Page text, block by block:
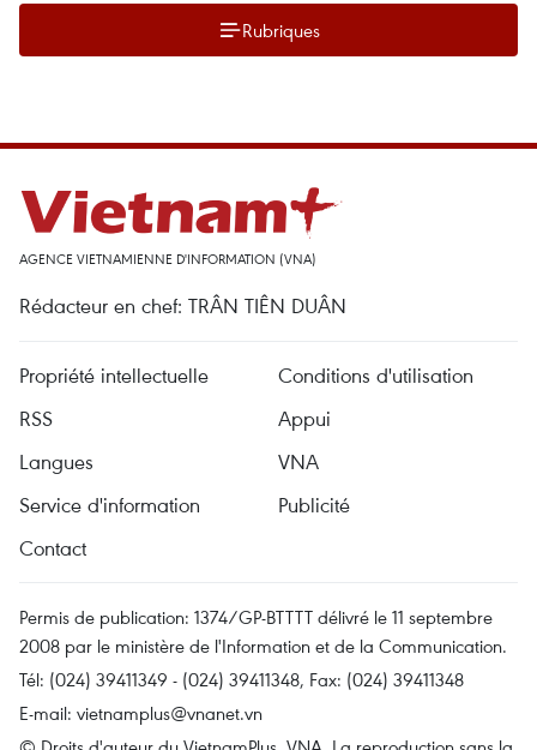
Rubriques
AGENCE VIETNAMIENNE D'INFORMATION (VNA)
Rédacteur en chef: TRÂN TIÊN DUÂN
Propriété intellectuelle
Conditions d'utilisation
RSS
Appui
Langues
VNA
Service d'information
Publicité
Contact
Permis de publication: 1374/GP-BTTTT délivré le 11 septembre
2008 par le ministère de l'Information et de la Communication.
Tél: (024) 39411349 - (024) 39411348, Fax: (024) 39411348
E-mail: vietnamplus@vnanet.vn